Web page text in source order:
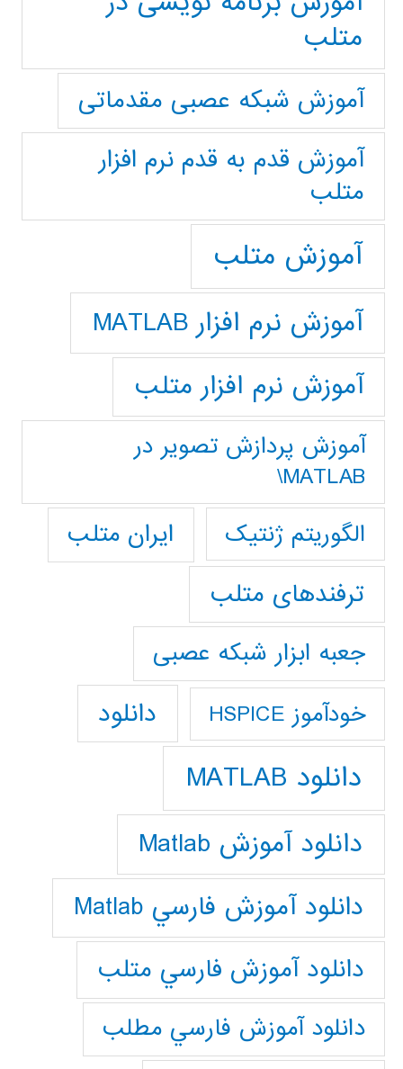
متلب
آموزش شبکه عصبی مقدماتی
آموزش قدم به قدم نرم افزار
متلب
آموزش متلب
آموزش نرم افزار MATLAB
آموزش نرم افزار متلب
آموزش پردازش تصوير در
MATLAB\
الگوریتم ژنتیک
ایران متلب
ترفندهای متلب
جعبه ابزار شبکه عصبی
خودآموز HSPICE دانلود
دانلود MATLAB
دانلود آموزش Matlab
دانلود آموزش فارسي Matlab
دانلود آموزش فارسي متلب
دانلود آموزش فارسي مطلب